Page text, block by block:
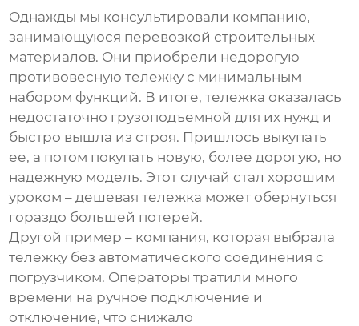
Однажды мы консультировали компанию,
занимающуюся перевозкой строительных
материалов. Они приобрели недорогую
противовесную тележку с минимальным
набором функций. В итоге, тележка оказалась
недостаточно грузоподъемной для их нужд и
быстро вышла из строя. Пришлось выкупать
ее, а потом покупать новую, более дорогую, но
надежную модель. Этот случай стал хорошим
уроком – дешевая тележка может обернуться
гораздо большей потерей.
Другой пример – компания, которая выбрала
тележку без автоматического соединения с
погрузчиком. Операторы тратили много
времени на ручное подключение и
отключение, что снижало